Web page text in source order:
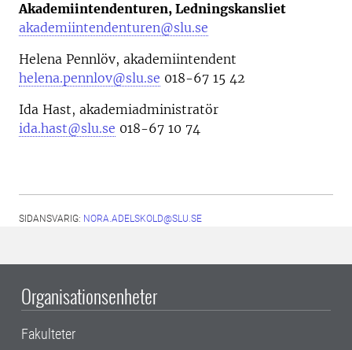
Akademiintendenturen, Ledningskansliet
akademiintendenturen@slu.se
Helena Pennlöv, akademiintendent
helena.pennlov@slu.se 018-67 15 42
Ida Hast, akademiadministratör
ida.hast@slu.se 018-67 10 74
SIDANSVARIG: NORA.ADELSKOLD@SLU.SE
Organisationsenheter
Fakulteter